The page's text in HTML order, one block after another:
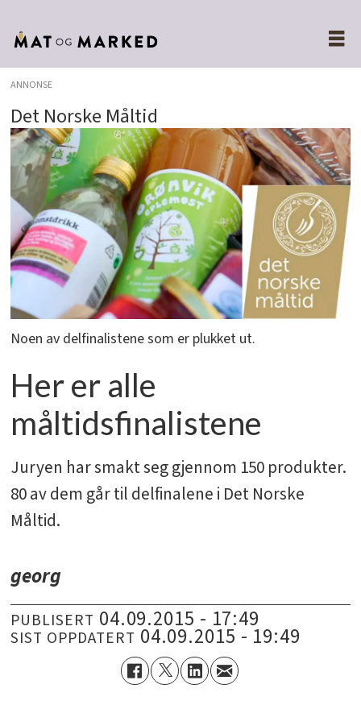
ANNONSE
Det Norske Måltid
Noen av delfinalistene som er plukket ut.
Her er alle
måltidsfinalistene
Juryen har smakt seg gjennom 150 produkter.
80 av dem går til delfinalene i Det Norske
Måltid.
georg
PUBLISERT 04.09.2015 - 17:49
SIST OPPDATERT 04.09.2015 - 19:49